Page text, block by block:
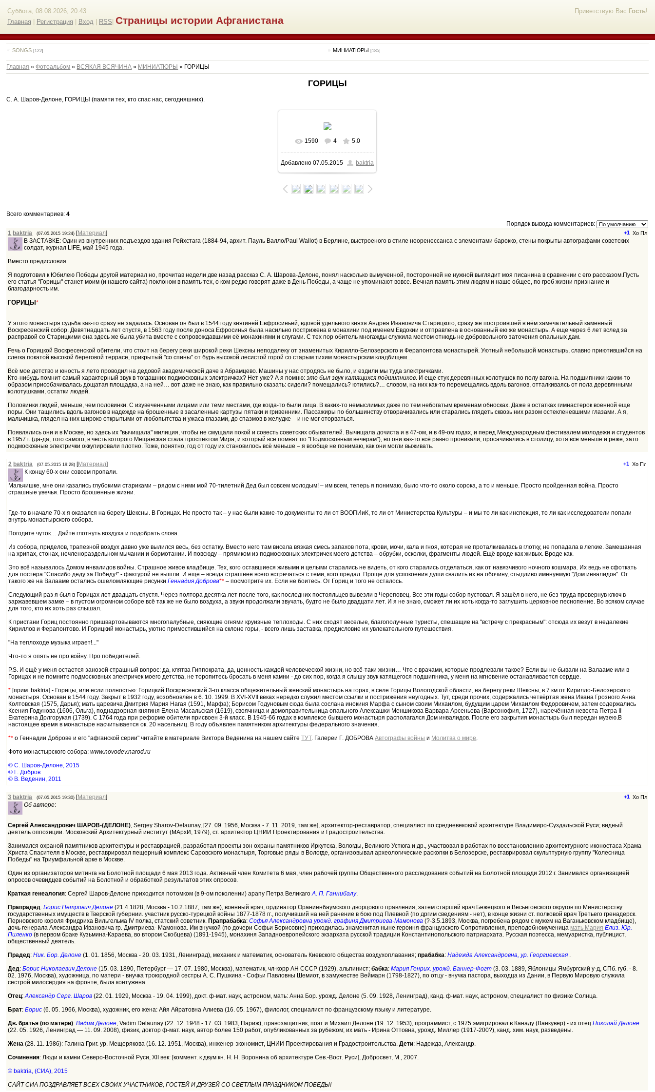
Приветствую Вас Гость!
Суббота, 08.08.2026, 20:43
Главная
Регистрация Вход RSS Страницы истории Афганистана
SONGS [122] МИНИАТЮРЫ [185]
Главная »Фотоальбом » ВСЯКАЯ ВСЯЧИНА » МИНИАТЮРЫ » ГОРИЦЫ
ГОРИЦЫ
С. А. Шаров-Делоне, ГОРИЦЫ (памяти тех, кто спас нас, сегодняшних).
В реальном размере
1280x1269/ 334.6Kb
1590 4 5.0
Добавлено 07.05.2015 baktria
Всего комментариев:4
Порядок вывода комментариев:
+1
1 baktria (07.05.2015 19:24) [Материал]
В ЗАСТАВКЕ: Один из внутренних подъездов здания Рейхстага (1884-94, архит. Пауль Валло/Paul Wallot) в Берлине, выстроеного в стиле неоренессанса с элементами барокко, стены покрыты автографами советских
солдат, журнал LIFE, май 1945 года.
Вместо предисловия
Я подготовил к Юбилею Победы другой материал но, прочитав недели две назад рассказ С. А. Шарова-Делоне, понял насколько вымученной, посторонней не нужной выглядит моя писанина в сравнении с его рассказом.Пусть
его статья "Горицы" станет моим (и нашего сайта) поклоном в память тех, о ком редко говорят даже в День Победы, а чаще не упоминают вовсе. Вечная память этим людям и наше общее, по гроб жизни признание и
благодарность им.
ГОРИЦЫ*
У этого монастыря судьба как-то сразу не задалась. Основан он был в 1544 году княгиней Евфросиньей, вдовой удельного князя Андрея Ивановича Старицкого, сразу же построившей в нём замечательный каменный
Воскресенский собор. Девятнадцать лет спустя, в 1563 году после доноса Ефросинья была насильно пострижена в монахини под именем Евдокии и отправлена в основанный ею же монастырь. А еще через 6 лет вслед за
расправой со Старицкими она здесь же была убита вместе с сопровождавшими её монахинями и слугами. С тех пор обитель многажды служила местом отнюдь не добровольного заточения опальных дам.
Речь о Горицкой Воскресенской обители, что стоит на берегу реки широкой реки Шексны неподалеку от знаменитых Кирилло-Белозерского и Ферапонтова монастырей. Уютный небольшой монастырь, славно приютившийся на
слегка покатой высокой береговой террасе, прикрытый "со спины" от бурь высокой лесистой горой со старым тихим монастырским кладбищем…
Всё мое детство и юность я лето проводил на дедовой академической даче в Абрамцево. Машины у нас отродясь не было, и ездили мы туда электричками.
Кто-нибудь помнит самый характерный звук в тогдашних подмосковных электричках? Нет уже? А я помню:это был звук катящихся подшипников. И еще стук деревянных колотушек по полу вагона. На подшипники каким-то
образом присобачивалась дощатая площадка, а на ней… вот даже не знаю, как правильно сказать: сидели? помещались? ютились?… словом, на них как-то перемещались вдоль вагонов, отталкиваясь от пола деревянными
колотушками, остатки людей.
Половинки людей, меньше, чем половинки. С изувеченными лицами или теми местами, где когда-то были лица. В каких-то немыслимых даже по тем небогатым временам обносках. Даже в остатках гимнастерок военной еще
поры. Они тащились вдоль вагонов в надежде на брошенные в засаленные картузы пятаки и гривенники. Пассажиры по большинству отворачивались или старались глядеть сквозь них разом остекленевшими глазами. А я,
мальчишка, глядел на них широко открытыми от любопытства и ужаса глазами, до спазмов в желудке – и не мог оторваться.
Появлялись они и в Москве, но здесь их "вычищала" милиция, чтобы не смущали покой и совесть советских обывателей. Вычищала дочиста и в 47-ом, и в 49-ом годах, и перед Международным фестивалем молодежи и студентов
в 1957 г. (да-да, того самого, в честь которого Мещанская стала проспектом Мира, и который все помнят по "Подмосковным вечерам"), но они как-то всё равно проникали, просачивались в столицу, хотя все меньше и реже, зато
подмосковные электрички оккупировали плотно. Тоже, понятно, год от году их становилось всё меньше – я вообще не понимаю, как они могли выживать.
+1
2 baktria (07.05.2015 19:28) [Материал]
К концу 60-х они совсем пропали.
Мальчишке, мне они казались глубокими стариками – рядом с ними мой 70-тилетний Дед был совсем молодым! – им всем, теперь я понимаю, было что-то около сорока, а то и меньше. Просто пройденная война. Просто
страшные увечья. Просто брошенные жизни.
Где-то в начале 70-х я оказался на берегу Шексны. В Горицах. Не просто так – у нас были какие-то документы то ли от ВООПИиК, то ли от Министерства Культуры – и мы то ли как инспекция, то ли как исследователи попали
внутрь монастырского собора.
Погодите чуток… Дайте глотнуть воздуха и подобрать слова.
Из собора, приделов, трапезной воздух давно уже вылился весь, без остатку. Вместо него там висела вязкая смесь запахов пота, крови, мочи, кала и гноя, которая не проталкивалась в глотку, не попадала в легкие. Замешанная
на хрипах, стонах, нечленораздельном мычании и бормотании. И повсюду – прямиком из подмосковных электричек моего детства – обрубки, осколки, фрагменты людей. Ещё вроде как живых. Вроде как.
Это всё называлось Домом инвалидов войны. Страшное живое кладбище. Тех, кого оставшиеся живыми и целыми старались не видеть, от кого старались отделаться, как от навязчивого ночного кошмара. Их ведь не сфоткать
для постера "Спасибо деду за Победу!" - фактурой не вышли. И еще – всегда страшнее всего встречаться с теми, кого предал. Проще для успокоения души свалить их на обочину, стыдливо именуемую "Дом инвалидов". От
такого же на Валааме остались ошеломляющие рисункиГеннадия Доброва** – посмотрите их. Если не боитесь. От Гориц и того не осталось.
Следующий раз я был в Горицах лет двадцать спустя. Через полтора десятка лет после того, как последних постояльцев вывезли в Череповец. Все эти годы собор пустовал. Я зашёл в него, не без труда провернув ключ в
заржавевшем замке – в пустом огромном соборе всё так же не было воздуха, а звуки продолжали звучать, будто не было двадцати лет. И я не знаю, сможет ли их хоть когда-то заглушить церковное песнопение. Во всяком случае
для того, кто их хоть раз слышал.
К пристани Гориц постоянно пришвартовываются многопалубные, сияющие огнями круизные теплоходы. С них сходят веселые, благополучные туристы, спешащие на "встречу с прекрасным": отсюда их везут в недалекие
Кириллов и Ферапонтово. И Горицкий монастырь, уютно примостившийся на склоне горы, - всего лишь заставка, предисловие их увлекательного путешествия.
"На теплоходе музыка играет!..."
Что-то я опять не про войну. Про победителей.
P.S. И ещё у меня остается занозой страшный вопрос: да, клятва Гиппократа, да, ценность каждой человеческой жизни, но всё-таки жизни… Что с врачами, которые продлевали такое? Если вы не бывали на Валааме или в
Горицах и не помните подмосковных электричек моего детства, не торопитесь бросать в меня камни - до сих пор, когда я слышу звук катящегося подшипника, у меня на мгновение останавливается сердце.
* [прим. baktria] - Горицы, или если полностью: Горицкий Воскресенский 3-го класса общежительный женский монастырь на горах, в селе Горицы Вологодской области, на берегу реки Шексны, в 7 км от Кирилло-Белозерского
монастыря. Основан в 1544 году. Закрыт в 1932 году, возобновлён в 6. 10. 1999. В XVI-XVII веках нередко служил местом ссылки и пострижения неугодных. Тут, среди прочих, содержались четвёртая жена Ивана Грозного Анна
Колтовская (1575, Дарья); мать царевича Дмитрия Мария Нагая (1591, Марфа); Борисом Годуновым сюда была сослана инокиня Марфа с сыном своим Михаилом, будущим царем Михаилом Федоровичем, затем содержались
Ксения Годунова (1606, Ольга), поднадзорная княгиня Елена Масальская (1619), своячница и домоправительница опального Алексашки Меншикова Варвара Арсеньева (Варсонофия, 1727), наречённая невеста Петра II
Екатерина Долгорукая (1739). С 1764 года при реформе обители присвоен 3-й класс. В 1945-66 годах в комплексе бывшего монастыря располагался Дом инвалидов. После его закрытия монастырь был передан музею.В
настоящее время в монастыре насчитывается ок. 20 насельниц. В году объявлен памятником архитектуры федерального значения.
** о Геннадии Доброве и его "афганской серии" читайте в материале Виктора Веденина на нашем сайтеТУТ. Галереи Г. ДОБРОВААвтографы войны и Молитва о мире.
Фото монастырского собора:www.novodev.narod.ru
© С. Шаров-Делоне, 2015
© Г. Добров
© В. Веденин, 2011
+1
3 baktria (07.05.2015 19:30) [Материал]
Об авторе:
Сергей Александрович ШАРОВ-(ДЕЛОНЕ), Sergey Sharov-Delaunay, [27. 09. 1956, Москва - 7. 11. 2019, там же], архитектор-реставратор, специалист по средневековой архитектуре Владимиро-Суздальской Руси; видный
деятель оппозиции. Московский Архитектурный институт (МАрхИ, 1979), ст. архитектор ЦНИИ Проектирования и Градостроительства.
Занимался охраной памятников архитектуры и реставрацией, разработал проекты зон охраны памятников Иркутска, Вологды, Великого Устюга и др., участвовал в работах по восстановлению архитектурного иконостаса Храма
Христа Спасителя в Москве, реставрировал пещерный комплекс Саровского монастыря, Торговые ряды в Вологде, организовывал археологические раскопки в Белозерске, реставрировал скульптурную группу "Колесница
Победы" на Триумфальной арке в Москве.
Один из организаторов митинга на Болотной площади 6 мая 2013 года. Активный член Комитета 6 мая, член рабочей группы Общественного расследования событий на Болотной площади 2012 г. Занимался организацией
опросов очевидцев событий на Болотной и обработкой результатов этих опросов.
Краткая генеалогия: Сергей Шаров-Делоне приходится потомком (в 9-ом поколении) арапу Петра ВеликагоА. П. Ганнибалу.
Прапрадед:Борис Петрович Делоне (21.4.1828, Москва - 10.2.1887, там же), военный врач, ординатор Ораниенбаумского дворцового правления, затем старший врач Бежецкого и Весьегонского округов по Министерству
государственных имуществ в Тверской губернии. участник русско-турецкой войны 1877-1878 гг., получивший на ней ранение в бою под Плевной (по дргим сведениям - нет), в конце жизни ст. полковой врач Третьего гренадерск.
Перновского короля Фридриха Вильгельма IV полка, статский советник. Прапрабабка:Софья Александровна урожд. графиня Дмитриева-Мамонова (?-3.5.1893, Москва, погребена рядом с мужем на Ваганьковском кладбище),
дочь генерала Александра Ивановича гр. Дмитриева- Мамонова. Им внучкой (по дочери Софьи Борисовне) приходилась знаменитая ныне героиня французского Сопротивления, преподобномученица мать Мария Елиз. Юр.
Пиленко (в первом браке Кузьмина-Караева, во втором Скобцева) (1891-1945), монахиня Западноевропейского экзархата русской традиции Константинопольского патриархата. Русская поэтесса, мемуаристка, публицист,
общественный деятель.
Прадед:Ник. Бор. Делоне(1. 01. 1856, Москва - 20. 03. 1931, Ленинград), механик и математик, основатель Киевского общества воздухоплавания;прабабка:Надежда Александровна, ур. Георгиевская .
Дед:Борис Николаевич Делоне (15. 03. 1890, Петербург — 17. 07. 1980, Москва), математик, чл-корр АН СССР (1929), альпинист;бабка:Мария Генрих. урожд. Баннер-Фогт (3. 03. 1889, Яблоницы Ямбургский у-д, СПб. губ. - 8.
02. 1976, Москва), художница, по матери - внучка троюродной сестры А. С. Пушкина - Софьи Павловны Шемиот, в замужестве Веймарн (1798-1827), по отцу - внучка пастора, выходца из Дании, в Первую Мировую служила
сестрой милосердия на фронте, была контужена.
Отец:Александр Серг. Шаров (22. 01. 1929, Москва - 19. 04. 1999), докт. ф-мат. наук, астроном, мать: Анна Бор. урожд. Делоне (5. 09. 1928, Ленинград), канд. ф-мат. наук, астроном, специалист по физике Солнца.
Брат:Борис(6. 05. 1966, Москва), художник, его жена: Айя Айратовна Алиева (16. 05. 1967), филолог, специалист по французскому языку и литературе.
Дв. братья (по матери):Вадим Делоне, Vadim Delaunay (22. 12. 1948 - 17. 03. 1983, Париж), правозащитник, поэт и Михаил Делоне (19. 12. 1953), программист, с 1975 эмигрировал в Канаду (Ванкувер) - их отецНиколай Делоне
(22. 05. 1926, Ленинград — 11. 09. 2008), физик, доктор ф-мат. наук, автор более 150 работ, опубликованных за рубежом; их мать - Ирина Оттовна, урожд. Миллер (1917-200?), канд. хим. наук, разведены.
Жена (28. 11. 1986): Галина Григ. ур. Мещерякова (16. 12. 1951, Москва), инженер-экономист, ЦНИИ Проектирования и Градостроительства.Дети: Надежда, Александр.
Сочинения: Люди и камни Северо-Восточной Руси, XII век: [коммент. к двум кн. Н. Н. Воронина об архитектуре Сев.-Вост. Руси], Добросвет, М., 2007.
© baktria, (СИА), 2015
САЙТ СИА ПОЗДРАВЛЯЕТ ВСЕХ СВОИХ УЧАСТНИКОВ, ГОСТЕЙ И ДРУЗЕЙ СО СВЕТЛЫМ ПРАЗДНИКОМ ПОБЕДЫ!